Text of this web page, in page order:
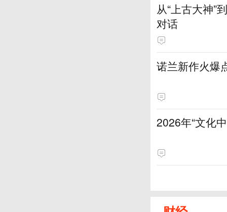
从“上古大神”
对话
诺兰新作火爆
2026年“文化